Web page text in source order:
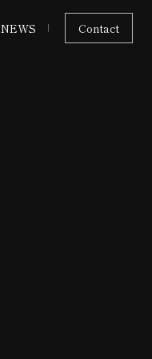
NEWS Contact